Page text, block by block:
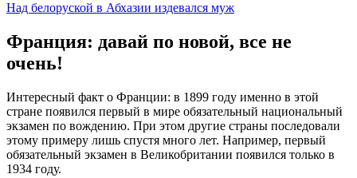
Над белоруской в Абхазии издевался муж
Франция: давай по новой, все не
очень!
Интересный факт о Франции: в 1899 году именно в этой
стране появился первый в мире обязательный национальный
экзамен по вождению. При этом другие страны последовали
этому примеру лишь спустя много лет. Например, первый
обязательный экзамен в Великобритании появился только в
1934 году.